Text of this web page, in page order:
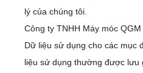
lý của chúng tôi.
Công ty TNHH Máy móc
Dữ liệu sử dụng cho các mục
liệu sử dụng thường được lưu